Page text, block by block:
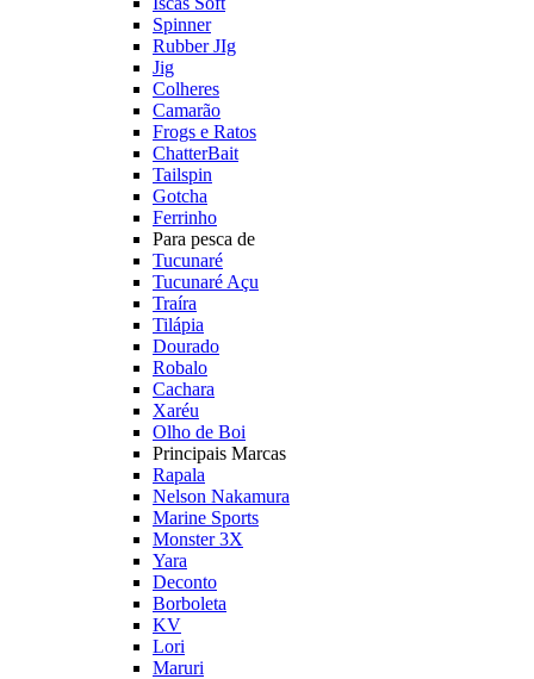
Spinner
Rubber JIg
Jig
Colheres
Camarão
Frogs e Ratos
ChatterBait
Tailspin
Gotcha
Ferrinho
Para pesca de
Tucunaré
Tucunaré Açu
Traíra
Tilápia
Dourado
Robalo
Cachara
Xaréu
Olho de Boi
Principais Marcas
Rapala
Nelson Nakamura
Marine Sports
Monster 3X
Yara
Deconto
Borboleta
KV
Lori
Maruri